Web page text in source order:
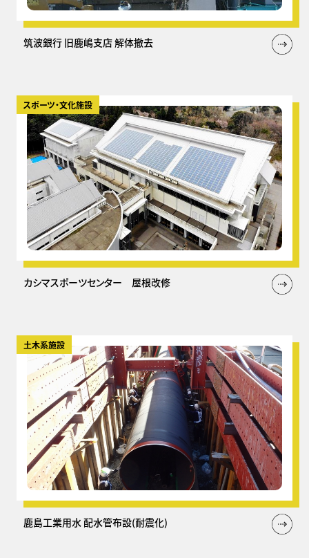
筑波銀行 旧鹿嶋支店 解体撤去
スポーツ・文化施設
カシマスポーツセンター 屋根改修
土木系施設
鹿島工業用水 配水管布設(耐震化)